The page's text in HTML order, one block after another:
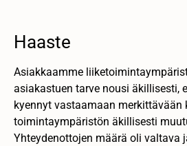
Haaste
Asiakkaamme
asiakastuen tarve nousi äkillisesti,
kyennyt vastaamaan merkittävään
toimintaympäristön äkillisesti
Yhteydenottojen määrä oli valtava